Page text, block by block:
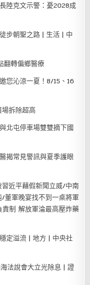
陸克文示警：憂2028成
步朝聖之路 | 生活 | 中
翻轉偏鄉醫療
您沁涼一夏！8/15、16
拆除超高
北屯停車場雙雙摘下國
揭常見警訊與夏季護眼
近平藉假新聞立威/中南
董軍晚宴找不到一桌將軍
制 解放軍淪最高壓炸藥
定溢流 | 地方 | 中央社
法說會大立光除息 | 證